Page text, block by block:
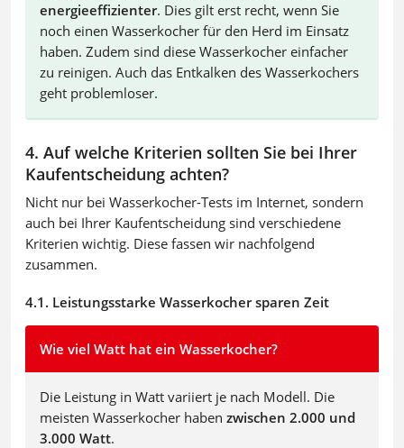
energieeffizienter. Dies gilt erst recht, wenn Sie
noch einen Wasserkocher für den Herd im Einsatz
haben. Zudem sind diese Wasserkocher einfacher
zu reinigen. Auch das Entkalken des Wasserkochers
geht problemloser.
4. Auf welche Kriterien sollten Sie bei Ihrer
Kaufentscheidung achten?
Nicht nur bei Wasserkocher-Tests im Internet, sondern
auch bei Ihrer Kaufentscheidung sind verschiedene
Kriterien wichtig. Diese fassen wir nachfolgend
zusammen.
4.1. Leistungsstarke Wasserkocher sparen Zeit
Wie viel Watt hat ein Wasserkocher?
Die Leistung in Watt variiert je nach Modell. Die
meisten Wasserkocher haben zwischen 2.000 und
3.000 Watt.